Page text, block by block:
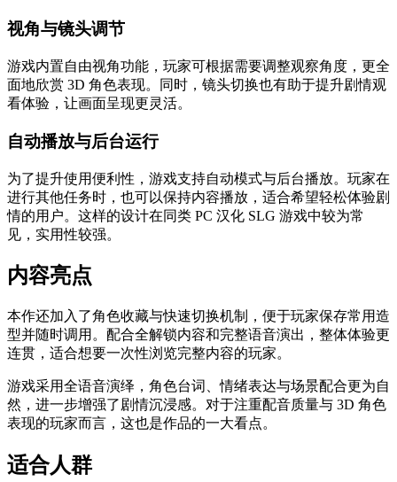
视角与镜头调节
游戏内置自由视角功能，玩家可根据需要调整观察角度，更全
面地欣赏 3D 角色表现。同时，镜头切换也有助于提升剧情观
看体验，让画面呈现更灵活。
自动播放与后台运行
为了提升使用便利性，游戏支持自动模式与后台播放。玩家在
进行其他任务时，也可以保持内容播放，适合希望轻松体验剧
情的用户。这样的设计在同类 PC 汉化 SLG 游戏中较为常
见，实用性较强。
内容亮点
本作还加入了角色收藏与快速切换机制，便于玩家保存常用造
型并随时调用。配合全解锁内容和完整语音演出，整体体验更
连贯，适合想要一次性浏览完整内容的玩家。
游戏采用全语音演绎，角色台词、情绪表达与场景配合更为自
然，进一步增强了剧情沉浸感。对于注重配音质量与 3D 角色
表现的玩家而言，这也是作品的一大看点。
适合人群